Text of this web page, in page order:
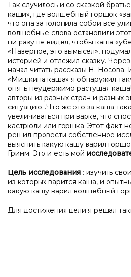
Так случилось и со сказкой
каши», где волшебный горшок
что она заполонила собой все
волшебные слова остановили
ни разу не видел, чтобы каша
«Наверное, это вымысел»,
историей и отложил сказку.
начал читать рассказы Н. Носова.
«Мишкина каша» я обнаружил
опять неудержимо растущая
авторы из разных стран и разных
ситуацию...Что же это за каша
увеличиваться при варке, что
кастрюли или горшка. Этот факт
решил провести собственное
выяснить какую кашу варил
Гримм. Это и есть мой
Цель исследования : изучить
из которых варится каша, и
какую кашу варил волшебный
Для достижения цели я решал